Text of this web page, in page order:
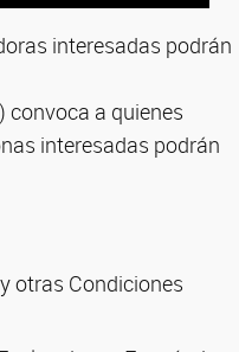
interesadas podrán
convoca a quienes
interesadas podrán
otras Condiciones